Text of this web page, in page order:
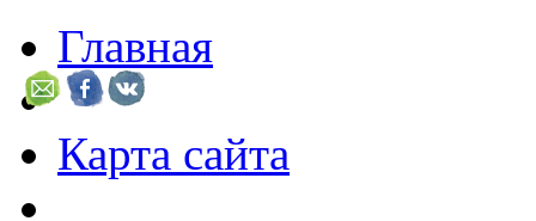
Главная
Карта сайта